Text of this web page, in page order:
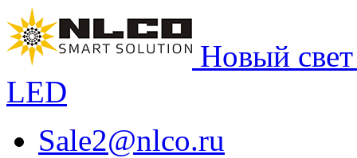
Новый
LED
Sale2@nlco.ru